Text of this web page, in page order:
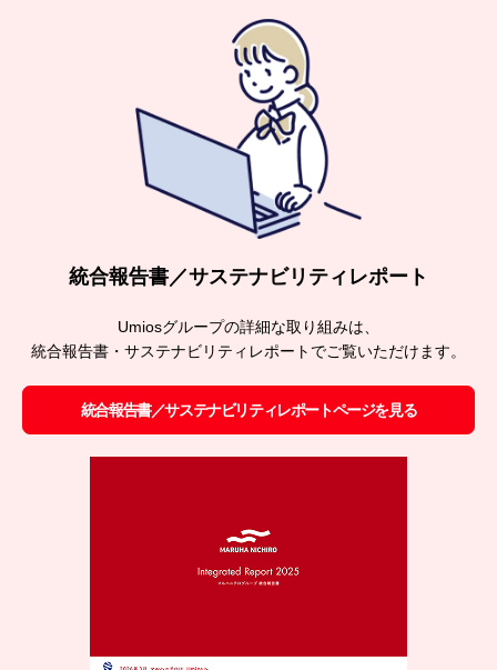
統合報告書／サステナビリティレポート
Umiosグループの詳細な取り組みは、
統合報告書・サステナビリティレポートでご覧いただけます。
統合報告書／サステナビリティレポートページを見る